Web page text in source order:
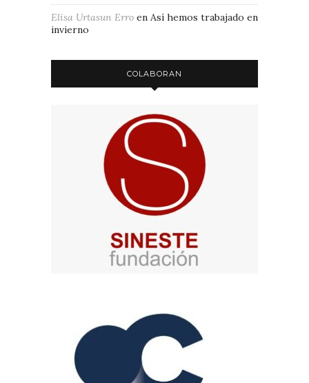
Elisa Urtasun Erro en Así hemos trabajado en
invierno
COLABORAN